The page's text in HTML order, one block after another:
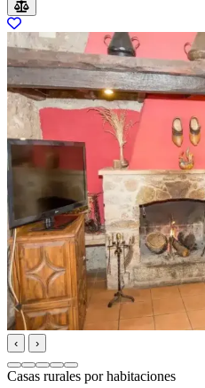
‹ ›
Casas rurales por habitaciones